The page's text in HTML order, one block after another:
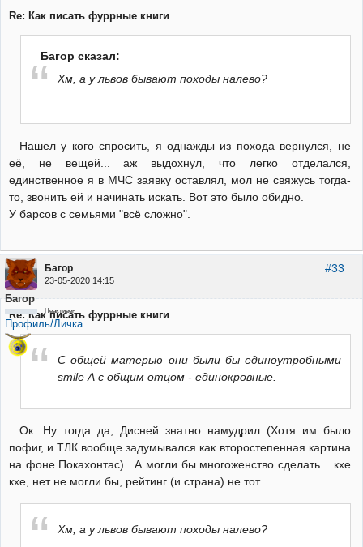
Re: Как писать фуррные книги
Багор сказал:
Хм, а у львов бывают походы налево?
Нашел у кого спросить, я однажды из похода вернулся, не
её, не вещей... аж выдохнул, что легко отделался,
единственное я в МЧС заявку оставлял, мол не свяжусь тогда-
то, звонить ей и начинать искать. Вот это было обидно.
У барсов с семьями "всё сложно".
#33
Багор
23-05-2020 14:15
Багор
Неактивен
Профиль/Личка
Re: Как писать фуррные книги
С общей матерью они были бы единоутробными
smile А с общим отцом - единокровные.
Ок. Ну тогда да, Дисней знатно намудрил (Хотя им было
пофиг, и ТЛК вообще задумывался как второстепенная картина
на фоне Покахонтас) . А могли бы многоженство сделать... кхе
кхе, нет не могли бы, рейтинг (и страна) не тот.
Хм, а у львов бывают походы налево?